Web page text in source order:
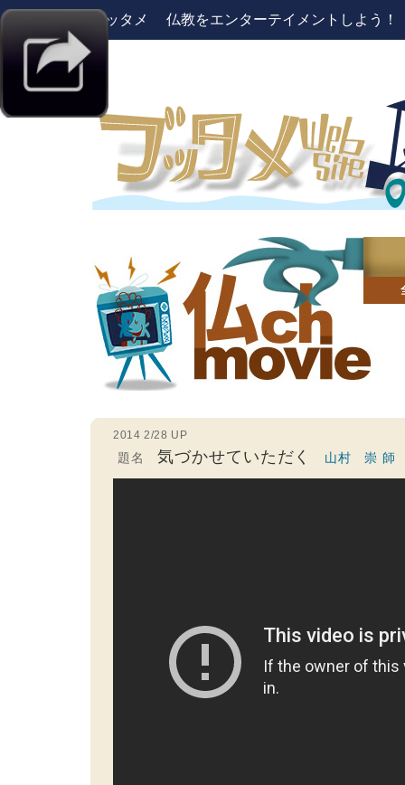
ブッタメ 仏教をエンターテイメントしよう
2014 2/28 UP
題名 気づかせていただく 山村 崇 師